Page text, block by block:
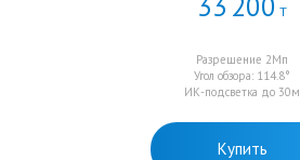
Т
Разрешение 2Мп
Угол обзора: 114.8°
ИК-подсветка до 30м
Купить